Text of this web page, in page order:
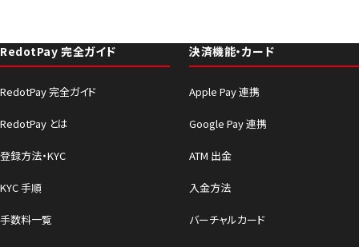
RedotPay 完全ガイド
RedotPay 完全ガイド
RedotPay とは
登録方法・KYC
KYC 手順
手数料一覧
決済機能・カード
Apple Pay 連携
Google Pay 連携
ATM 出金
入金方法
バーチャルカード